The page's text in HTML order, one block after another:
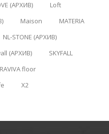
(АРХИВ)
Loft
Maison
MATERIA
NL-STONE (АРХИВ)
(АРХИВ)
SKYFALL
floor
X2